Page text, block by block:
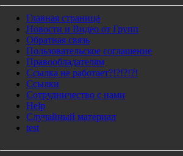
Главная страница
Новости и Видео от Групп
Обратная связь
Пользовательское соглашение
Правообладателям
Ссылка не работает?!?!?!?!
Ссылки
Сотрудничество с нами
Help
Cлучайный материал
test